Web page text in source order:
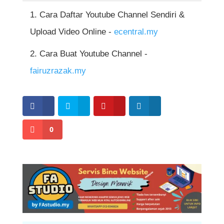
mempunyai kamera berkualiti baik. Apa yang
penting ialah kandungan yang bermanfaat
Cara Daftar Youtube Channel Sendiri &
Upload Video Online - ecentral.my
Cara Buat Youtube Channel -
fairuzrazak.my
0